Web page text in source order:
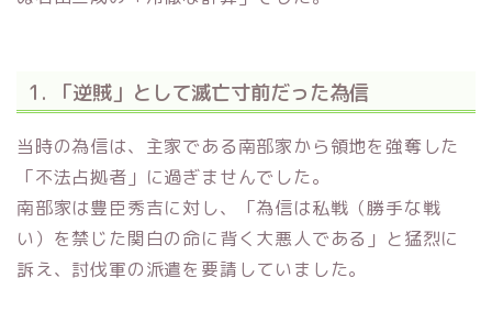
1. 「逆賊」として滅亡寸前だった為信
当時の為信は、主家である南部家から領地を強奪した
「不法占拠者」に過ぎませんでした。
南部家は豊臣秀吉に対し、「為信は私戦（勝手な戦
い）を禁じた関白の命に背く大悪人である」と猛烈に
訴え、討伐軍の派遣を要請していました。